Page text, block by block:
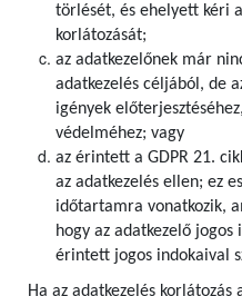
törlését, és ehelyett kéri
korlátozását;
az adatkezelőnek már
adatkezelés céljából, de
igények
védelméhez; vagy
az érintett a GDPR 21.
az adatkezelés ellen; ez
időtartamra vonatkozik,
hogy az adatkezelő jogos
érintett jogos indokaival
Ha az adatkezelés korlátozás